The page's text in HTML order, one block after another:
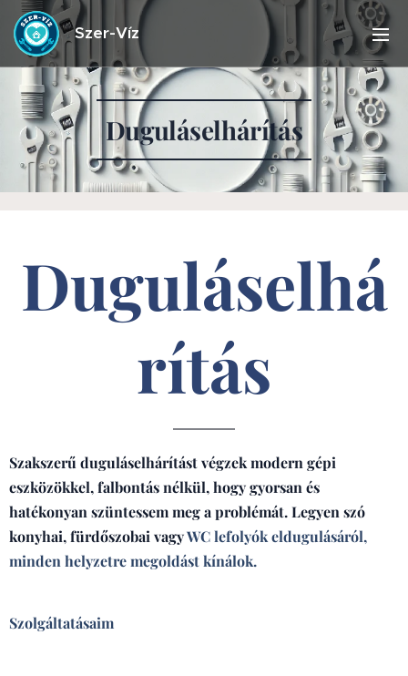
Szer-Víz
Duguláselhárítás
Duguláselhá
rítás
Szakszerű duguláselhárítást végzek modern gépi
eszközökkel, falbontás nélkül, hogy gyorsan és
hatékonyan szüntessem meg a problémát. Legyen szó
konyhai, fürdőszobai vagyWC lefolyók eldugulásáról,
minden helyzetre megoldást kínálok.
Szolgáltatásaim